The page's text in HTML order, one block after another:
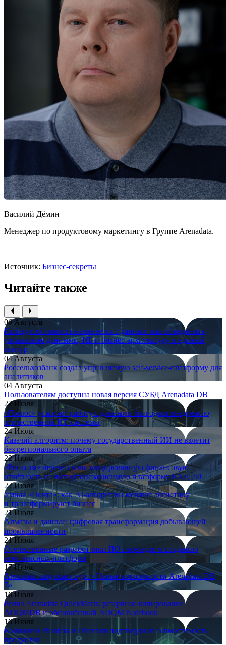
Василий Дёмин
Менеджер по продуктовому маркетингу в Группе Arenаdata.
Источник: Бизнес-секреты
Читайте также
06 Августа
Киберустойчивость начинается с данных: как объединить
управление данными, ИБ и бизнес-архитектуру в единый
контур
04 Августа
Россельхозбанк создал управляемую self-service-платформу для
аналитиков
04 Августа
Пользователям доступна новая версия СУБД Arenadata DB
27 Июля
«Полюс» ускоряет работу с данными благодаря внедрению
отечественной ИТ-системы
24 Июля
Казачий алгоритм: почему государственный ИИ не взлетит
без регионального опыта
22 Июля
«Росатом» перевёл консолидированную финансовую
отчётность на импортонезависимую платформу КХД 2.0
22 Июля
Умная «Почта»: как AI-алгоритмы меняют логистику
и трансформируют бизнес
21 Июля
Алмазы и данные: цифровая трансформация добывающей
промышленности
21 Июля
Отечественные разработчики ПО переходят к созданию
комплексных платформ
17 Июля
Arenadata запускает курс «Новые возможности Arenadata DB
7»
16 Июля
Релиз Arenadata QuickMarts: резервное копирование
ADQMDB и обновлённый ADQM Notebook
16 Июля
Компании Picodata и Directum подтвердили совместимость
продуктов